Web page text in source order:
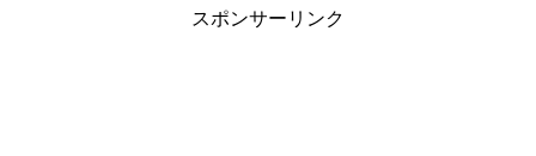
スポンサーリンク